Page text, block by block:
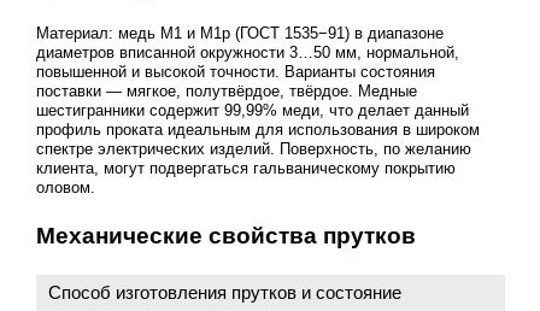
Материал: медь М1 и М1р (ГОСТ 1535−91) в диапазоне
диаметров вписанной окружности 3…50 мм, нормальной,
повышенной и высокой точности. Варианты состояния
поставки — мягкое, полутвёрдое, твёрдое. Медные
шестигранники содержит 99,99% меди, что делает данный
профиль проката идеальным для использования в широком
спектре электрических изделий. Поверхность, по желанию
клиента, могут подвергаться гальваническому покрытию
оловом.
Механические свойства прутков
Способ изготовления прутков и состояние